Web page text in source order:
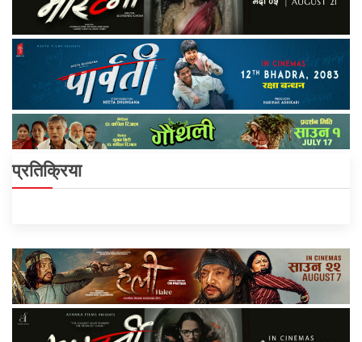
प्रतिक्रिया